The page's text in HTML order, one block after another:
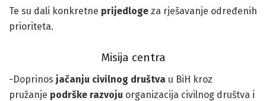
Te su dali konkretne prijedloge za rješavanje određenih
prioriteta.
Misija centra
-Doprinos jačanju civilnog društva u BiH kroz
pružanje podrške razvoju organizacija civilnog društva i